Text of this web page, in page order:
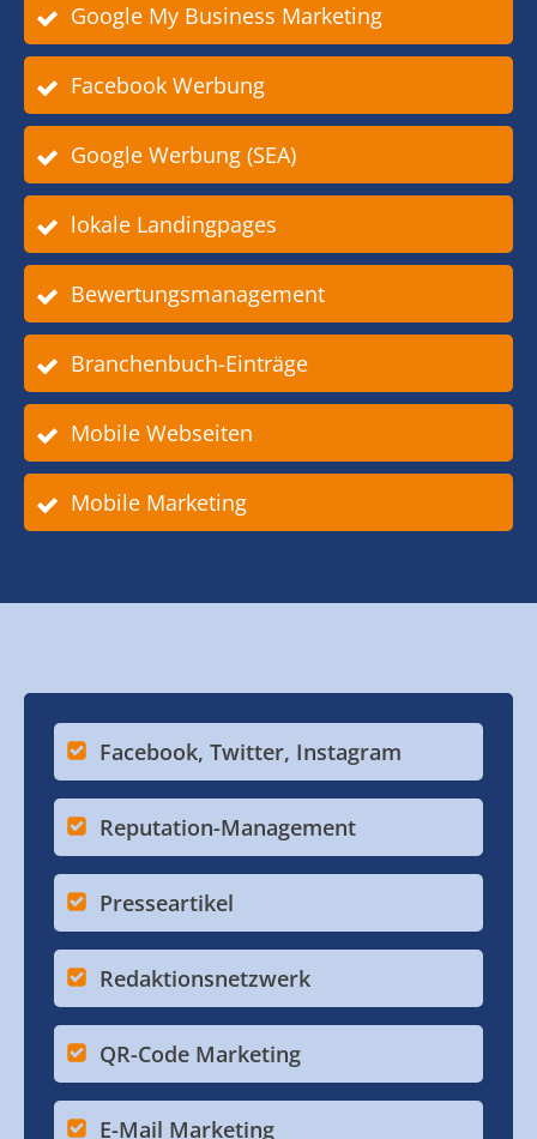
Google My Business Marketing
Facebook Werbung
Google Werbung (SEA)
lokale Landingpages
Bewertungsmanagement
Branchenbuch-Einträge
Mobile Webseiten
Mobile Marketing
Facebook, Twitter, Instagram
Reputation-Management
Presseartikel
Redaktionsnetzwerk
QR-Code Marketing
E-Mail Marketing